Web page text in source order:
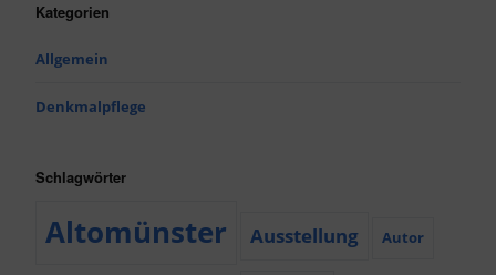
Kategorien
Allgemein
Denkmalpflege
Schlagwörter
Altomünster Ausstellung Autor